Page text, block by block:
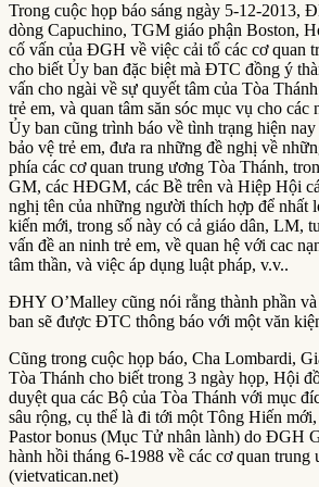
Trong cuộc họp báo sáng ngày 5-12-2013,
dòng Capuchino, TGM giáo phận Boston,
cố vấn của ĐGH về việc cải tổ các cơ quan
cho biết Ủy ban đặc biệt mà ĐTC đồng ý
vấn cho ngài về sự quyết tâm của Tòa
trẻ em, và quan tâm săn sóc mục vụ cho các
Ủy ban cũng trình báo về tình trạng hiện
bảo vệ trẻ em, đưa ra những đề nghị về
phía các cơ quan trung ương Tòa Thánh,
GM, các HĐGM, các Bề trên và Hiệp Hội
nghị tên của những người thích hợp để nhất
kiến mới, trong số này có cả giáo dân, LM,
vấn đề an ninh trẻ em, về quan hệ với cac
tâm thần, và việc áp dụng luật pháp, v.v..
ĐHY O’Malley cũng nói rằng thành phần
ban sẽ được ĐTC thông báo với một văn
Cũng trong cuộc họp báo, Cha Lombardi,
Tòa Thánh cho biết trong 3 ngày họp, Hội
duyệt qua các Bộ của Tòa Thánh với mục
sâu rộng, cụ thể là đi tới một Tông Hiến
Pastor bonus (Mục Tử nhân lành) do ĐGH
hành hồi tháng 6-1988 về các cơ quan trung
(vietvatican.net)